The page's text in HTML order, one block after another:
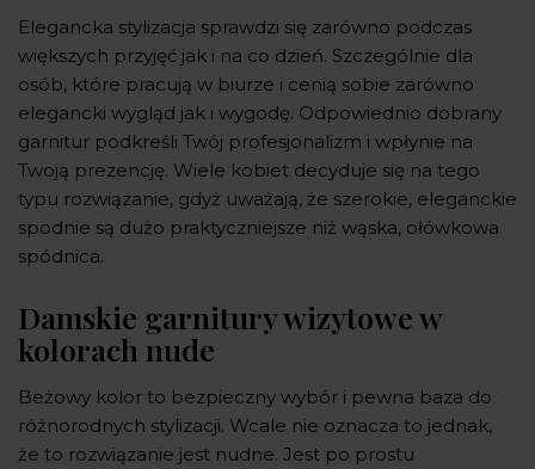
Elegancka stylizacja sprawdzi się zarówno podczas
większych przyjęć jak i na co dzień. Szczególnie dla
osób, które pracują w biurze i cenią sobie zarówno
elegancki wygląd jak i wygodę. Odpowiednio dobrany
garnitur podkreśli Twój profesjonalizm i wpłynie na
Twoją prezencję. Wiele kobiet decyduje się na tego
typu rozwiązanie, gdyż uważają, że szerokie, eleganckie
spodnie są dużo praktyczniejsze niż wąska, ołówkowa
spódnica.
Damskie garnitury wizytowe w
kolorach nude
Beżowy kolor to bezpieczny wybór i pewna baza do
różnorodnych stylizacji. Wcale nie oznacza to jednak,
że to rozwiązanie jest nudne. Jest po prostu